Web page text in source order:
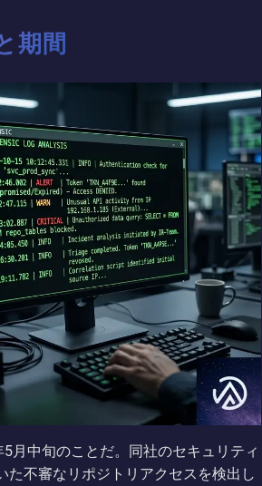
期間
月中旬のことだ。同社のセキュリティ
不審なリポジトリアクセスを検出し